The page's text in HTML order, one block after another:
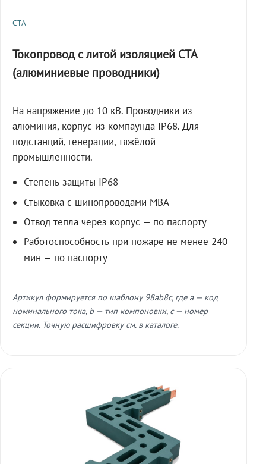
СТА
Токопровод с литой изоляцией СТА
(алюминиевые проводники)
На напряжение до 10 кВ. Проводники из
алюминия, корпус из компаунда IP68. Для
подстанций, генерации, тяжёлой
промышленности.
Степень защиты IP68
Стыковка с шинопроводами МВА
Отвод тепла через корпус — по паспорту
Работоспособность при пожаре не менее 240
мин — по паспорту
Артикул формируется по шаблону 98ab8c, где a — код
номинального тока, b — тип компоновки, c — номер
секции. Точную расшифровку см. в каталоге.